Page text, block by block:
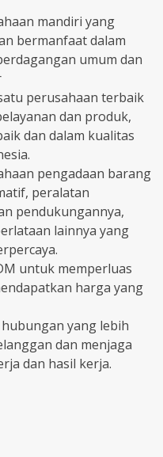
mandiri yang
bermanfaat dalam
umum dan
perusahaan terbaik
dan produk,
dan dalam kualitas
pengadaan barang
peralatan
pendukungannya,
lainnya yang
untuk memperluas
harga yang
yang lebih
dan menjaga
dan hasil kerja.